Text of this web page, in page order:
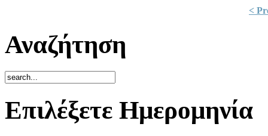
<
Αναζήτηση
Επιλέξετε Ημερομηνία